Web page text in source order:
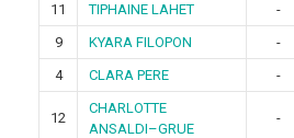
11
TIPHAINE LAHET -
9
KYARA FILOPON -
4
CLARA PERE -
12
CHARLOTTE
ANSALDI–GRUE
-